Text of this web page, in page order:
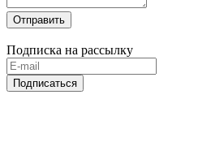
Отправить
Подписка на рассылку
Подписаться